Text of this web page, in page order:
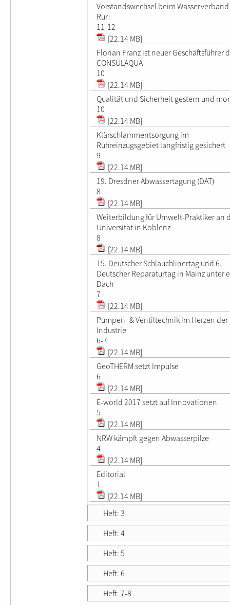
Vorstandswechsel beim
Rur:
11-12
[22.14 MB]
Florian Franz ist neuer Geschäftsführer
CONSULAQUA
10
[22.14 MB]
Qualität und Sicherheit gestern und
10
[22.14 MB]
Klärschlammentsorgung im
Ruhreinzugsgebiet langfristig gesichert
9
[22.14 MB]
19. Dresdner Abwassertagung (DAT)
8
[22.14 MB]
Weiterbildung für Umwelt-Praktiker an
Universität in Koblenz
8
[22.14 MB]
15. Deutscher Schlauchlinertag und 6.
Deutscher Reparaturtag in Mainz unter
Dach
7
[22.14 MB]
Pumpen- & Ventiltechnik im Herzen der
Industrie
6-7
[22.14 MB]
GeoTHERM setzt Impulse
6
[22.14 MB]
E-world 2017 setzt auf Innovationen
5
[22.14 MB]
NRW kämpft gegen Abwasserpilze
4
[22.14 MB]
Editorial
1
[22.14 MB]
Heft: 3
Heft: 4
Heft: 5
Heft: 6
Heft: 7-8